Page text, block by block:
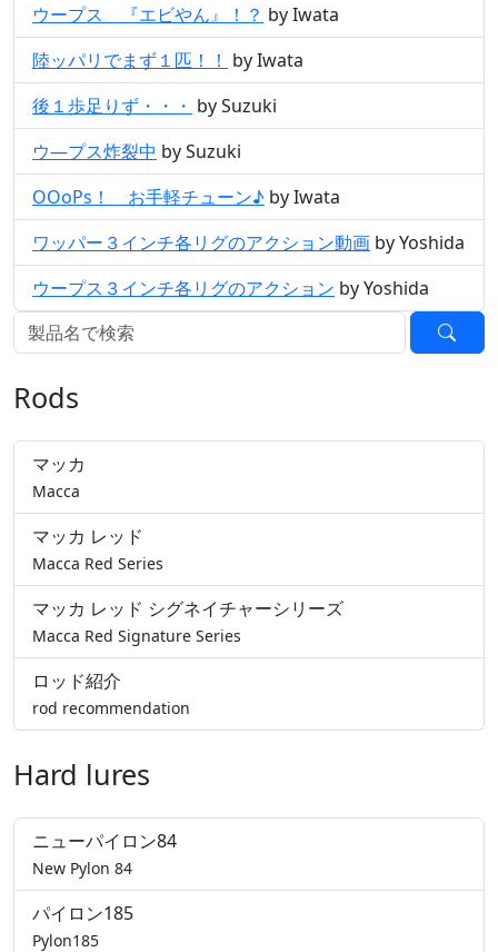
ウープス 『エビやん』！？ by Iwata
陸ッパリでまず１匹！！ by Iwata
後１歩足りず・・・ by Suzuki
ウ―プス炸裂中 by Suzuki
OOoPs！ お手軽チューン♪ by Iwata
ワッパー３インチ各リグのアクション動画 by Yoshida
ウープス３インチ各リグのアクション by Yoshida
Rods
マッカ
Macca
マッカ レッド
Macca Red Series
マッカ レッド シグネイチャーシリーズ
Macca Red Signature Series
ロッド紹介
rod recommendation
Hard lures
ニューパイロン84
New Pylon 84
パイロン185
Pylon185